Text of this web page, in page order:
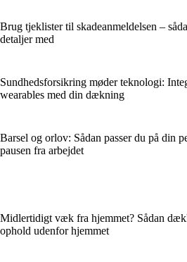
Brug tjeklister til skadeanmeldelsen –
detaljer med
Sundhedsforsikring møder teknologi:
wearables med din dækning
Barsel og orlov: Sådan passer du på din
pausen fra arbejdet
Midlertidigt væk fra hjemmet? Sådan
ophold udenfor hjemmet